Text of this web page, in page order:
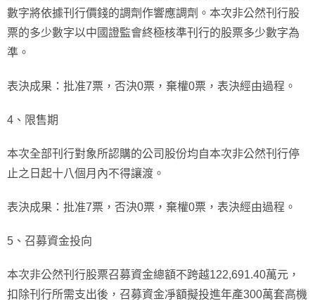
數字將依據刊行價錢的調劑作響應調劑。本次非公然刊行股
票的多少數字以中國證監會終極核準刊行的股票多少數字為
準。
表決成果：批准7票，否決0票，棄權0票，表決經由過程。
4、限售期
本次全部刊行對象所認購的公司股份均自本次非公然刊行停
止之日起十八個月內不得讓渡。
表決成果：批准7票，否決0票，棄權0票，表決經由過程。
5、召募資金投向
本次非公然刊行股票召募資金總額不跨越122,691.40萬元，
扣除刊行所需支出後，召募資金凈額擬投進年產300萬套高機